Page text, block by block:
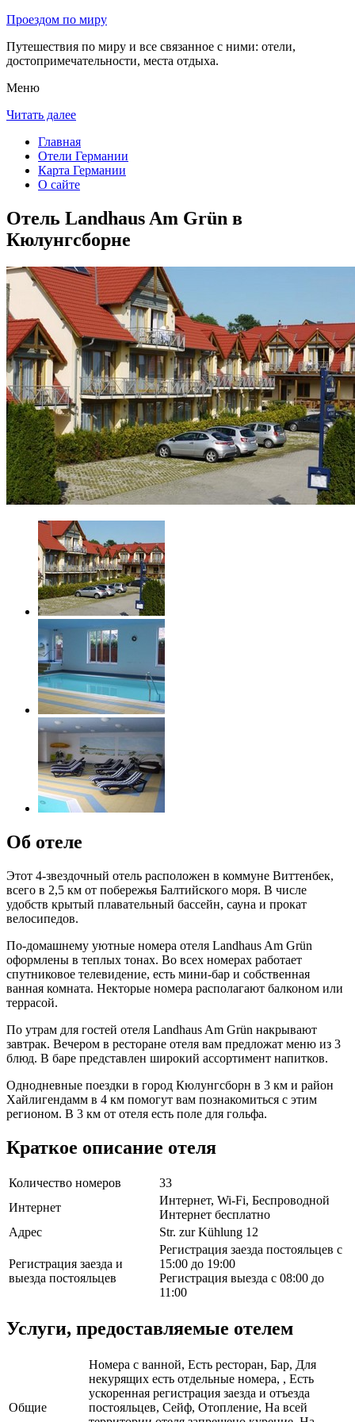
Проездом по миру
Путешествия по миру и все связанное с ними: отели,
достопримечательности, места отдыха.
Меню
Читать далее
Главная
Отели Германии
Карта Германии
О сайте
Отель Landhaus Am Grün в
Кюлунгсборне
Об отеле
Этот 4-звездочный отель расположен в коммуне Виттенбек,
всего в 2,5 км от побережья Балтийского моря. В числе
удобств крытый плавательный бассейн, сауна и прокат
велосипедов.
По-домашнему уютные номера отеля Landhaus Am Grün
оформлены в теплых тонах. Во всех номерах работает
спутниковое телевидение, есть мини-бар и собственная
ванная комната. Некторые номера располагают балконом или
террасой.
По утрам для гостей отеля Landhaus Am Grün накрывают
завтрак. Вечером в ресторане отеля вам предложат меню из 3
блюд. В баре представлен широкий ассортимент напитков.
Однодневные поездки в город Кюлунгсборн в 3 км и район
Хайлигендамм в 4 км помогут вам познакомиться с этим
регионом. В 3 км от отеля есть поле для гольфа.
Краткое описание отеля
Количество номеров
33
Интернет
Интернет, Wi-Fi, Беспроводной
Интернет бесплатно
Адрес
Str. zur Kühlung 12
Регистрация заезда и
выезда постояльцев
Регистрация заезда постояльцев с
15:00 до 19:00
Регистрация выезда с 08:00 до
11:00
Услуги, предоставляемые отелем
Общие
Номера с ванной, Есть ресторан, Бар, Для
некурящих есть отдельные номера, , Есть
ускоренная регистрация заезда и отъезда
постояльцев, Сейф, Отопление, На всей